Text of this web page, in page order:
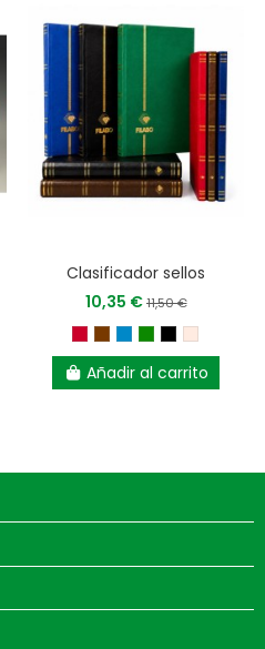
Clasificador sellos
10,35 €11,50 €
Añadir al carrito